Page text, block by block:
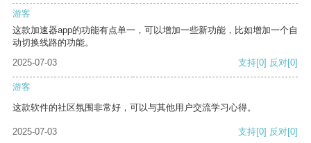
游客
这款加速器app的功能有点单一，可以增加一些新功能，比如增加一个自
动切换线路的功能。
2025-07-03
支持[0] 反对[0]
游客
这款软件的社区氛围非常好，可以与其他用户交流学习心得。
2025-07-03 支持[0] 反对[0]